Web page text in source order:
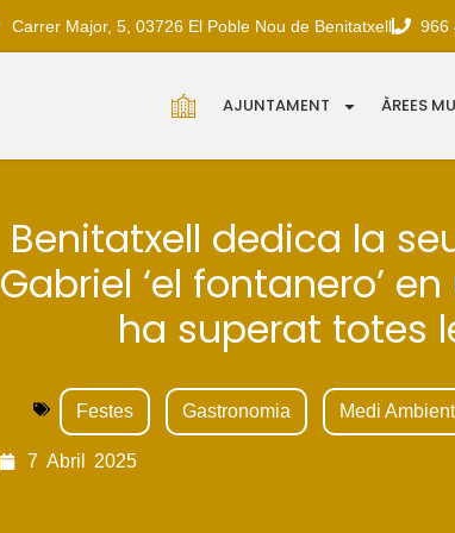
Carrer Major, 5, 03726 El Poble Nou de Benitatxell 966
AJUNTAMENT ÀREES
Benitatxell dedica la
Gabriel ‘el fontanero’
ha superat totes
Festes Gastronomia Medi
7 Abril 2025